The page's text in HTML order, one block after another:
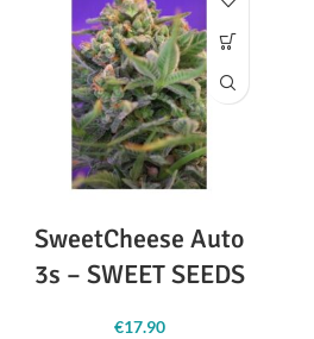
SweetCheese Auto
3s – SWEET SEEDS
€17.90